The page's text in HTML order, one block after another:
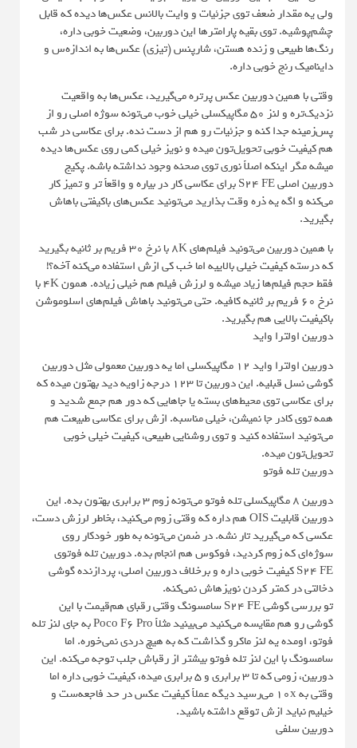
ولی یه مقدار ضعف توی جزئیات و وایت بالانس عکس‌ها دیده که قابل
چشم‌پوشیه. توی بقیه پارامترها این دوربین، وضعیت خوبی داره،
رنگ‌ها طبیعی و زنده هستن، شارپنس (تیزی) عکس‌ها به اندازه‌س و
داینامیک رنج خوبی داره.
وقتی با همین دوربین عکس پرتره می‌گیرید، عکس‌ها به واقعیت
نزدیک‌تره و لنز 50 مگاپیکسلی خیلی خوب می‌تونه سوژه اصلی رو از
پس‌زمینه جدا کنه و جزئیات رو هم از دست نده. برای عکاسی در شب
هم کیفیت خوبی تحویل‌تون میده و نویز خیلی کمی روی عکس‌ها دیده
میشه مگر اینکه اصلاً نوری توی صحنه وجود نداشته باشه. پکیج
دوربین اصلی S24 FE برای عکاسی کار در بیاره و واقعاً‌ تر و تمیز کار
می‌کنه و اگه یه ذره وقت بذارید می‌تونید عکس‌های باکیفتی باهاش
بگیرید.
با همین دوربین می‌تونید فیلم‌های 8K با نرخ 30 فریم بر ثانیه بگیرید
که درسته کیفیت خیلی بالاییه اما خب کی ازش استفاده می‌کنه آخه؟!
فقط حجم فیلم‌ها زیاد میشه و لرزش فیلم هم خیلی زیاده. همون 4K با
نرخ 60 فریم بر ثانیه کافیه. حتی می‌تونید باهاش فیلم‌های اسلوموشن
باکیفیت بالایی هم بگیرید.
دوربین اولترا واید
دوربین اولترا واید 12 مگاپیکسلی اما یه دوربین معمولی مثل دوربین
گوشی نسل قبلیه. این دوربین تا 123 درجه زاویه دید بهتون میده که
برای عکاسی توی محیط‌های بسته یا جاهایی که دور هم جمع شدید و
همه توی کادر جا نمیشن، خیلی مناسبه. ازش برای عکاسی طبیعت هم
می‌تونید استفاده کنید و توی روشنایی طبیعی، کیفیت خیلی خوبی
تحویل‌تون میده.
دوربین تله فوتو
دوربین 8 مگاپیکسلی تله فوتو می‌تونه زوم 3 برابری بهتون بده. این
دوربین قابلیت OIS هم داره که وقتی زوم می‌کنید، بخاطر لرزش دست،
عکسی که می‌گیرید تار نشه. در ضمن می‌تونه به طور خودکار روی
سوژه‌ای که زوم کردید، فوکوس هم انجام بده. دوربین تله فوتوی
S24 FE کیفیت خوبی داره و برخلاف دوربین اصلی، پردازنده گوشی
دخالتی در کمتر کردن نویزهاش نمی‌کنه.
تو بررسی گوشی S24 FE سامسونگ وقتی رقبای هم‌قیمت با این
گوشی رو هم مقایسه می‌کنید می‌بینید مثلاً Poco F6 Pro به جای لنز تله
فوتو، اومده یه لنز ماکرو گذاشت که به هیچ دردی نمی‌خوره. اما
سامسونگ با این لنز تله فوتو بیشتر از رقباش جلب توجه می‌کنه. این
دوربین، زومی که تا 3 برابری و 5 برابری میده، کیفیت خوبی داره اما
وقتی به 10x می‌رسید دیگه عملاً کیفیت عکس در حد فاجعه‌ست و
خیلیم نباید ازش توقع داشته باشید.
دوربین سلفی